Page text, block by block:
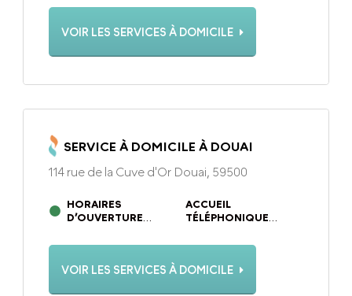
DIMANCHE DE 9H À 19HDIMANCHE DE 9H À 19H
VOIR LES SERVICES À DOMICILE
SERVICE À DOMICILE À DOUAI
114 rue de la Cuve d'Or Douai, 59500
HORAIRES
D’OUVERTURE
VENDREDI DE 09H00 À
17H30.
ACCUEIL
TÉLÉPHONIQUE
VENDREDI DE 09H00 À
17H30.
VOIR LES SERVICES À DOMICILE